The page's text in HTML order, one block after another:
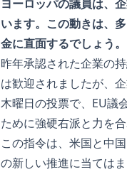
ヨーロッパの議員は、
います。この動きは、
金に直面するでしょう。
昨年承認された企業の
は歓迎されましたが、
木曜日の投票で、EU議
ために強硬右派と力を
この指令は、米国と中
の新しい推進に当ては